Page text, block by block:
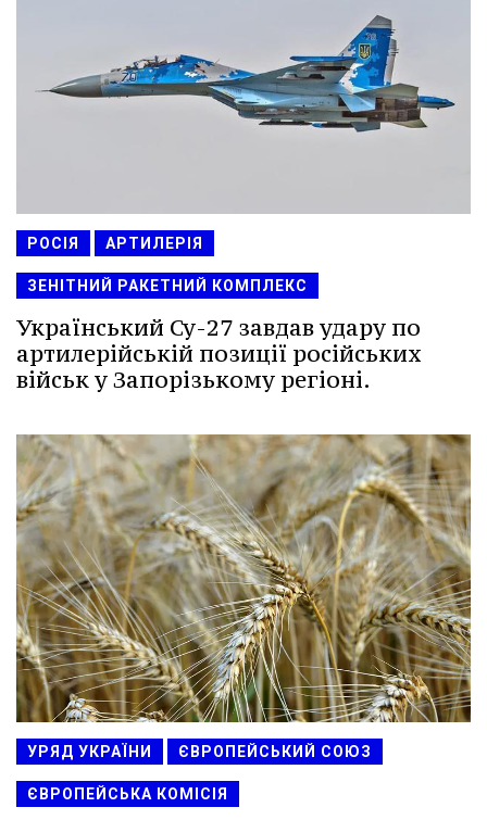
РОСІЯ АРТИЛЕРІЯ
ЗЕНІТНИЙ РАКЕТНИЙ КОМПЛЕКС
Український Су-27 завдав удару по
артилерійській позиції російських
військ у Запорізькому регіоні.
УРЯД УКРАЇНИ ЄВРОПЕЙСЬКИЙ СОЮЗ
ЄВРОПЕЙСЬКА КОМІСІЯ